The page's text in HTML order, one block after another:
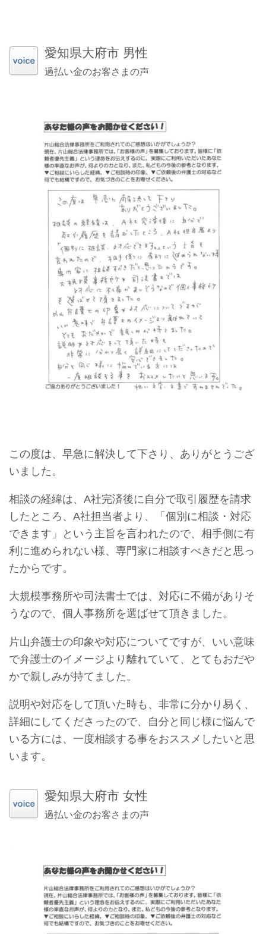
愛知県大府市 男性
過払い金のお客さまの声
この度は、早急に解決して下さり、ありがとうござ
いました。
相談の経緯は、A社完済後に自分で取引履歴を請求
したところ、A社担当者より、「個別に相談・対応
できます」という主旨を言われたので、相手側に有
利に進められない様、専門家に相談すべきだと思っ
たからです。
大規模事務所や司法書士では、対応に不備がありそ
うなので、個人事務所を選ばせて頂きました。
片山弁護士の印象や対応についてですが、いい意味
で弁護士のイメージより離れていて、とてもおだや
かで親しみが持てました。
説明や対応をして頂いた時も、非常に分かり易く、
詳細にしてくださったので、自分と同じ様に悩んで
いる方には、一度相談する事をおススメしたいと思
います。
愛知県大府市 女性
過払い金のお客さまの声